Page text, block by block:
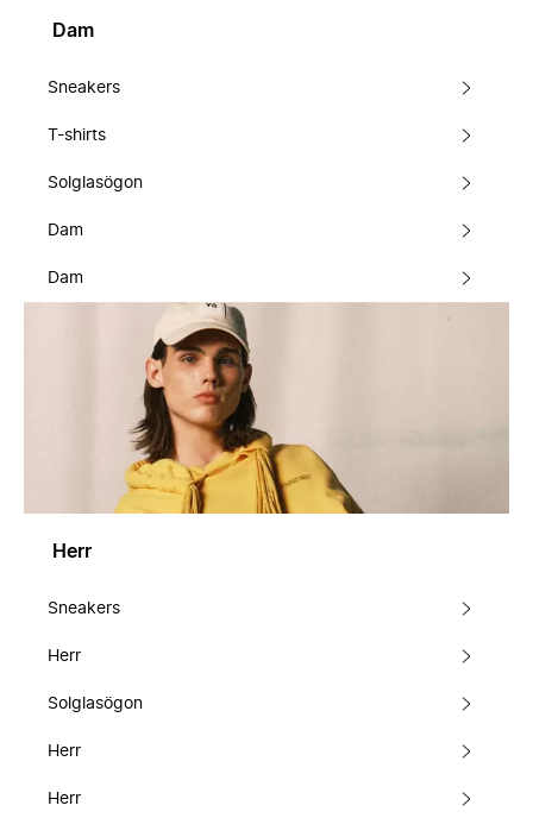
Dam
Sneakers
T-shirts
Solglasögon
Dam
Dam
Herr
Sneakers
Herr
Solglasögon
Herr
Herr